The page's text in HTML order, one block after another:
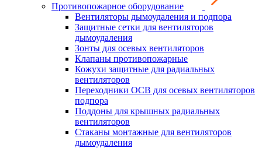
Противопожарное оборудование
Вентиляторы дымоудаления и подпора
Защитные сетки для вентиляторов
дымоудаления
Зонты для осевых вентиляторов
Клапаны противопожарные
Кожухи защитные для радиальных
вентиляторов
Переходники ОСВ для осевых вентиляторов
подпора
Поддоны для крышных радиальных
вентиляторов
Стаканы монтажные для вентиляторов
дымоудаления